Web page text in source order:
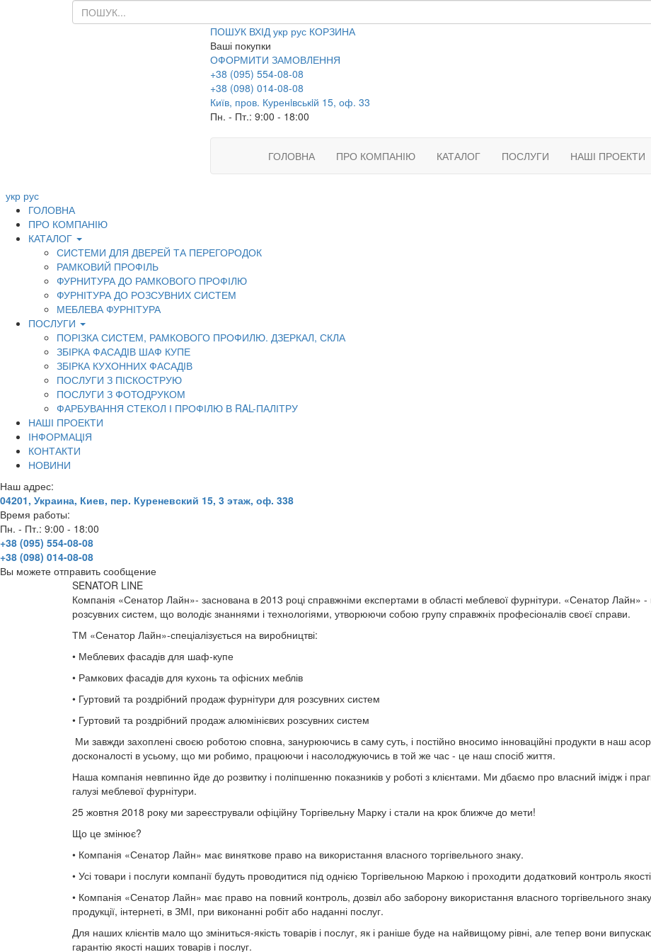
ПОШУК ВХІД укр рус КОРЗИНА
Ваші покупки
ОФОРМИТИ ЗАМОВЛЕННЯ
+38 (095) 554-08-08
+38 (098) 014-08-08
Київ, пров. Куренiвськiй 15, оф. 33
Пн. - Пт.: 9:00 - 18:00
ГОЛОВНА ПРО КОМПАНІЮ КАТАЛОГ ПОСЛУГИ НАШІ ПРОЕКТИ
укр рус
ГОЛОВНА
ПРО КОМПАНІЮ
КАТАЛОГ
СИСТЕМИ ДЛЯ ДВЕРЕЙ ТА ПЕРЕГОРОДОК
РАМКОВИЙ ПРОФІЛЬ
ФУРНИТУРА ДО РАМКОВОГО ПРОФІЛЮ
ФУРНІТУРА ДО РОЗСУВНИХ СИСТЕМ
МЕБЛЕВА ФУРНІТУРА
ПОСЛУГИ
ПОРІЗКА СИСТЕМ, РАМКОВОГО ПРОФИЛЮ. ДЗЕРКАЛ, СКЛА
ЗБІРКА ФАСАДІВ ШАФ КУПЕ
ЗБІРКА КУХОННИХ ФАСАДІВ
ПОСЛУГИ З ПІСКОСТРУЮ
ПОСЛУГИ З ФОТОДРУКОМ
ФАРБУВАННЯ СТЕКОЛ І ПРОФІЛЮ В RAL-ПАЛІТРУ
НАШІ ПРОЕКТИ
ІНФОРМАЦІЯ
КОНТАКТИ
НОВИНИ
Наш адрес:
04201, Украина, Киев, пер. Куреневский 15, 3 этаж, оф. 338
Время работы:
Пн. - Пт.: 9:00 - 18:00
+38 (095) 554-08-08
+38 (098) 014-08-08
Вы можете отправить сообщение
SENATOR LINE
Компанія «Сенатор Лайн»- заснована в 2013 році справжніми експертами в області меблевої фурнітури. «Сенатор Лайн»
розсувних систем, що володіє знаннями і технологіями, утворюючи собою групу справжніх професіоналів своєї справи.
ТМ «Сенатор Лайн»-спеціалізується на виробництві:
• Меблевих фасадів для шаф-купе
• Рамкових фасадів для кухонь та офісних меблів
• Гуртовий та роздрібний продаж фурнітури для розсувних систем
• Гуртовий та роздрібний продаж алюмінієвих розсувних систем
Ми завжди захоплені своєю роботою сповна, занурюючись в саму суть, і постійно вносимо інноваційні продукти в наш
досконалості в усьому, що ми робимо, працюючи і насолоджуючись в той же час - це наш спосіб життя.
Наша компанія невпинно йде до розвитку і поліпшенню показників у роботі з клієнтами. Ми дбаємо про власний імідж і
галузі меблевої фурнітури.
25 жовтня 2018 року ми зареєстрували офіційну Торгівельну Марку і стали на крок ближче до мети!
Що це змінює?
• Компанія «Сенатор Лайн» має виняткове право на використання власного торгівельного знаку.
• Усі товари і послуги компанії будуть проводитися під однією Торгівельною Маркою і проходити додатковий контроль
• Компанія «Сенатор Лайн» має право на повний контроль, дозвіл або заборону використання власного торгівельного
продукції, інтернеті, в ЗМІ, при виконанні робіт або наданні послуг.
Для наших клієнтів мало що зміниться-якість товарів і послуг, як і раніше буде на найвищому рівні, але тепер вони
гарантію якості наших товарів і послуг.